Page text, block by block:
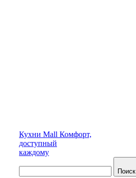
Кухни Mall Комфорт,
доступный
каждому
Поиск